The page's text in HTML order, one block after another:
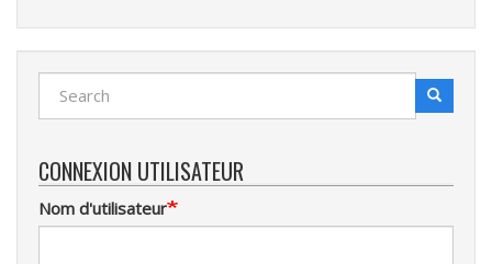
Recherche Search
CONNEXION UTILISATEUR
Nom d'utilisateur